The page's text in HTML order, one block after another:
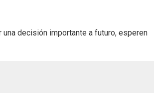
decisión importante a futuro, esperen